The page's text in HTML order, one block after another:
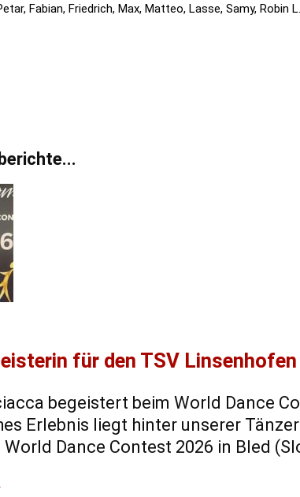
Fabian, Friedrich, Max, Matteo, Lasse, Samy, Robin
für den TSV Linsenhofen
begeistert beim World Dance
Erlebnis liegt hinter unserer
World Dance Contest 2026 in Bled